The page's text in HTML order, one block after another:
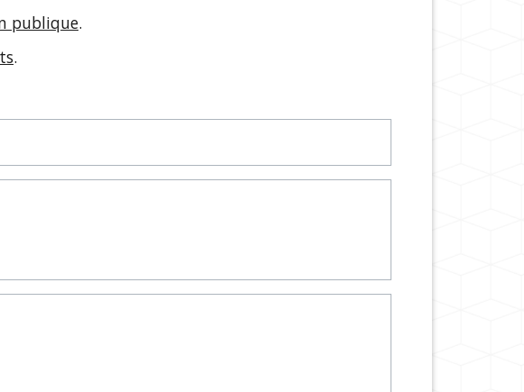
publique.
.